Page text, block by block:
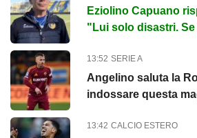
Eziolino Capuano
"Lui solo disastri.
13:52 SERIE A
Angelino saluta la
indossare questa
13:42 CALCIO ESTERO